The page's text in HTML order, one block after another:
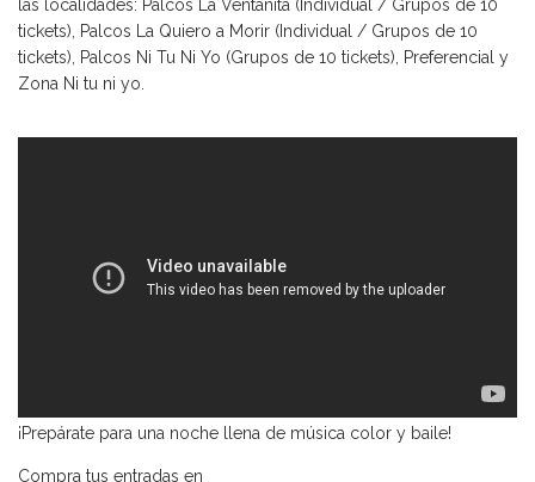
las localidades: Palcos La Ventanita (Individual / Grupos de 10
tickets), Palcos La Quiero a Morir (Individual / Grupos de 10
tickets), Palcos Ni Tu Ni Yo (Grupos de 10 tickets), Preferencial y
Zona Ni tu ni yo.
¡Prepárate para una noche llena de música color y baile!
Compra tus entradas en